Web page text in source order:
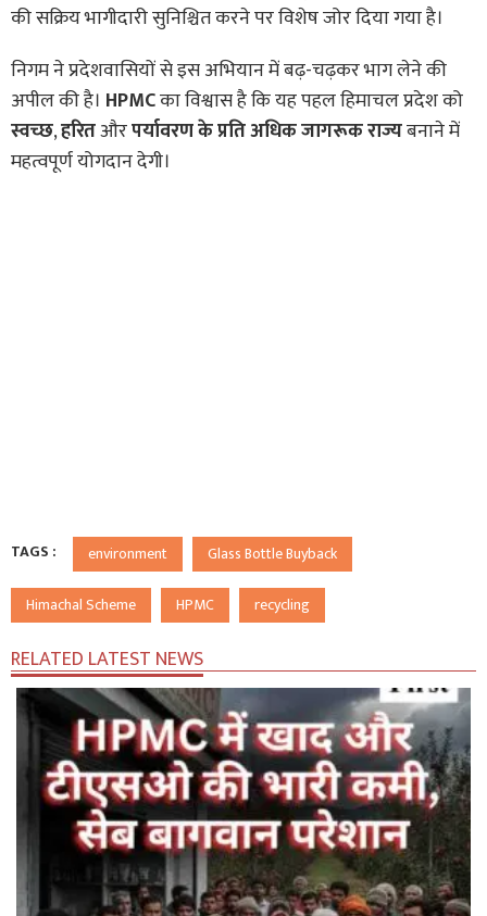
की सक्रिय भागीदारी सुनिश्चित करने पर विशेष जोर दिया गया है।
निगम ने प्रदेशवासियों से इस अभियान में बढ़-चढ़कर भाग लेने की
अपील की है। HPMCका विश्वास है कि यह पहल हिमाचल प्रदेश को
स्वच्छ,हरितऔरपर्यावरण के प्रति अधिक जागरूक राज्यबनाने में
महत्वपूर्ण योगदान देगी।
TAGS : environment Glass Bottle Buyback
Himachal Scheme HPMC recycling
RELATED LATEST NEWS